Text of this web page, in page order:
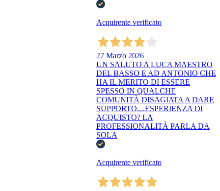
Acquirente verificato
27 Marzo 2026
UN SALUTO A LUCA MAESTRO
DEL BASSO E AD ANTONIO CHE
HA IL MERITO DI ESSERE
SPESSO IN QUALCHE
COMUNITÀ DISAGIATA A DARE
SUPPORTO....ESPERIENZA DI
ACQUISTO? LA
PROFESSIONALITÀ PARLA DA
SOLA
Acquirente verificato